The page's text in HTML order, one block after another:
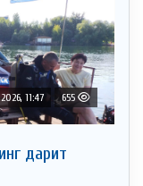
11:47 655
дарит